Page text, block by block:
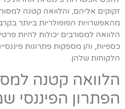
זקוקים אליהם, והלוואה קטנה
מהאפשרויות הפופולריות ביותר
הלוואה למסורבים יכולות להיות
כספיות, והן מספקות פתרונות
הלקוחות שלהן.
הלוואה קטנה
הפתרון הפיננסי